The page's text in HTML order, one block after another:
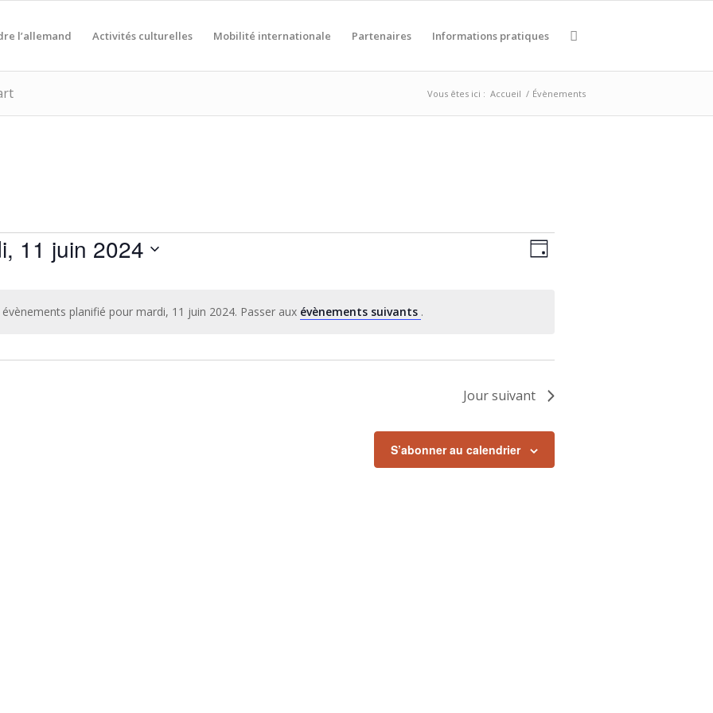
l’allemand Activités culturelles Mobilité internationale Partenaires Informations pratiques
Vous êtes ici : Accueil / Évènements
Notice
évènements planifié pour mardi, 11 juin 2024. Passer aux évènements suivants .
NAVIGATION
PAR
Navigation
de
Jour
11 juin 2024
Jour suivant
S’abonner au calendrier